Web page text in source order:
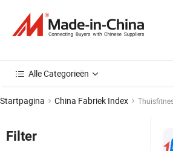
Alle Categorieën
Startpagina China Fabriek Index
Filter